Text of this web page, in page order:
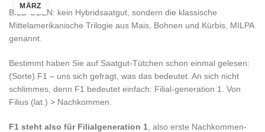
MÄRZ
BILD OBEN: kein Hybridsaatgut, sondern die klassische
Mittelamerikanische Trilogie aus Mais, Bohnen und Kürbis, MILPA
genannt.
Bestimmt haben Sie auf Saatgut-Tütchen schon einmal gelesen:
(Sorte) F1 – uns sich gefragt, was das bedeutet. An sich nicht
schlimmes, denn F1 bedeutet einfach: Filial-generation 1. Von
Filius (lat.) > Nachkommen.
F1 steht also für Filialgeneration 1 , also erste Nachkommen-